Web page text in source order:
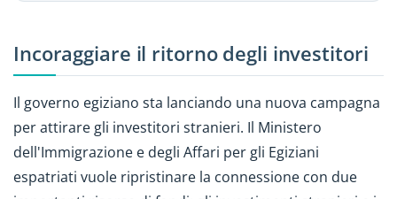
Incoraggiare il ritorno degli investitori
Il governo egiziano sta lanciando una nuova campagna
per attirare gli investitori stranieri. Il Ministero
dell'Immigrazione e degli Affari per gli Egiziani
espatriati vuole ripristinare la connessione con due